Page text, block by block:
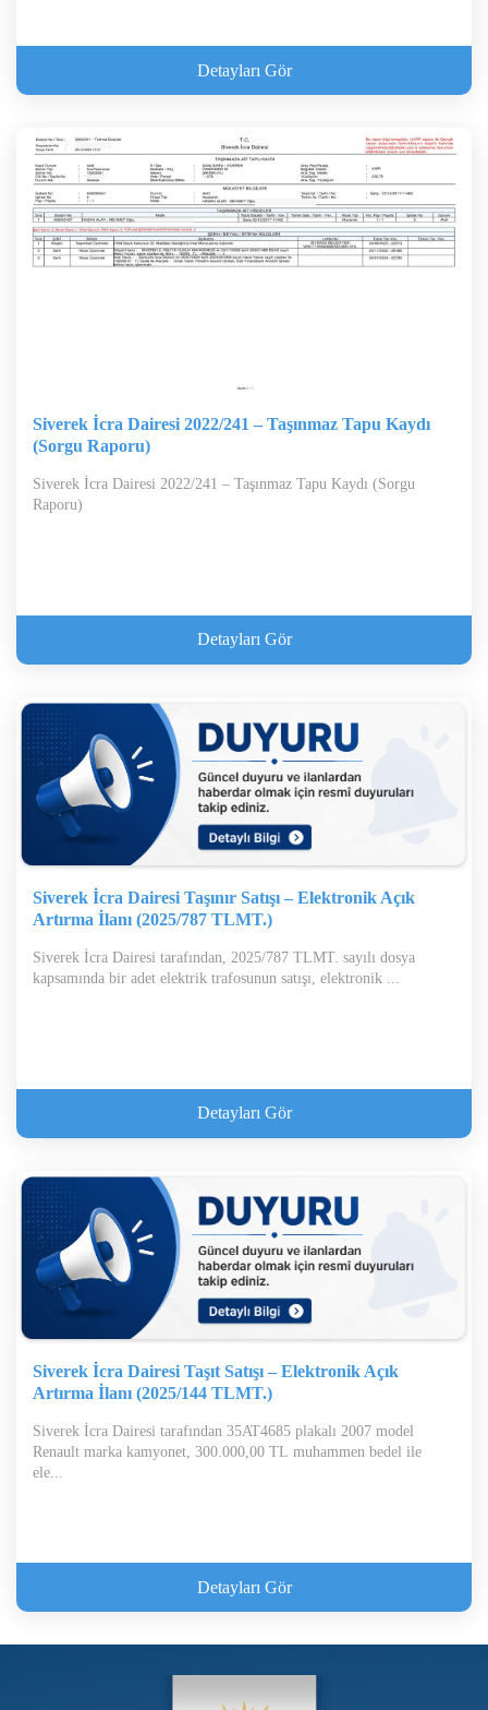
Detayları Gör
Siverek İcra Dairesi 2022/241 – Taşınmaz Tapu Kaydı
(Sorgu Raporu)
Siverek İcra Dairesi 2022/241 – Taşınmaz Tapu Kaydı (Sorgu
Raporu)
Detayları Gör
Siverek İcra Dairesi Taşınır Satışı – Elektronik Açık
Artırma İlanı (2025/787 TLMT.)
Siverek İcra Dairesi tarafından, 2025/787 TLMT. sayılı dosya
kapsamında bir adet elektrik trafosunun satışı, elektronik ...
Detayları Gör
Siverek İcra Dairesi Taşıt Satışı – Elektronik Açık
Artırma İlanı (2025/144 TLMT.)
Siverek İcra Dairesi tarafından 35AT4685 plakalı 2007 model
Renault marka kamyonet, 300.000,00 TL muhammen bedel ile
ele...
Detayları Gör